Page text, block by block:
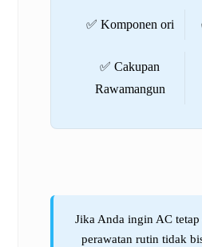
✅ Komponen ori
✅ Cakupan
Rawamangun
Jika Anda ingin AC
perawatan rutin tidak